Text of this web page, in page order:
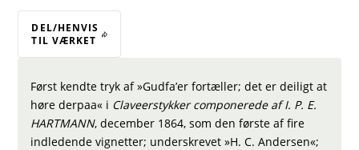
DEL/HENVIS
TIL VÆRKET
Først kendte tryk af »Gudfa’er fortæller; det er deiligt at
høre derpaa« i Claveerstykker componerede af I. P. E.
HARTMANN, december 1864, som den første af fire
indledende vignetter; underskrevet »H. C. Andersen«;